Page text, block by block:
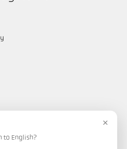
Temperaturmesslösungen oder ein
×
to English?